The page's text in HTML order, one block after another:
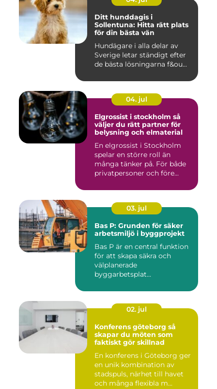
Ditt hunddagis i
Sollentuna: Hitta rätt plats
för din bästa vän
Hundägare i alla delar av
Sverige letar ständigt efter
de bästa lösningarna f&ou...
04. jul
Elgrossist i stockholm så
väljer du rätt partner för
belysning och elmaterial
En elgrossist i Stockholm
spelar en större roll än
många tänker på. För både
privatpersoner och före...
03. jul
Bas P: Grunden för säker
arbetsmiljö i byggprojekt
Bas P är en central funktion
för att skapa säkra och
välplanerade
byggarbetsplat...
02. jul
Konferens göteborg så
skapar du möten som
faktiskt gör skillnad
En konferens i Göteborg ger
en unik kombination av
stadspuls, närhet till havet
och många flexibla m...